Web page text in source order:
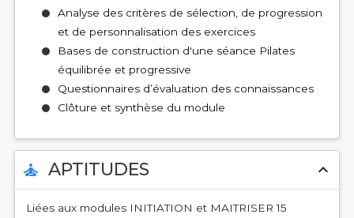
Analyse des critères de sélection, de progression
et de personnalisation des exercices
Bases de construction d'une séance Pilates
équilibrée et progressive
Questionnaires d’évaluation des connaissances
Clôture et synthèse du module
self_improvement APTITUDES expand_less
Liées aux modules INITIATION et MAITRISER 15